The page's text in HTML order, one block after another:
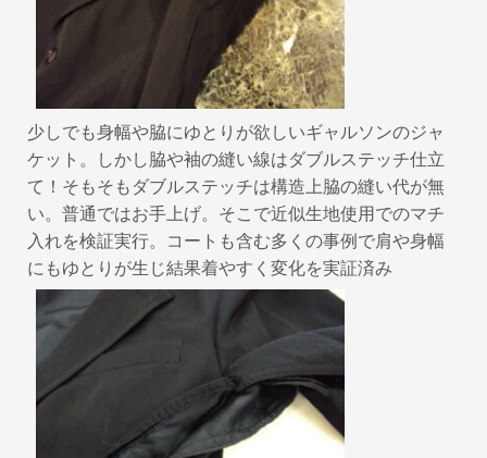
少しでも身幅や脇にゆとりが欲しいギャルソンのジャ
ケット。しかし脇や袖の縫い線はダブルステッチ仕立
て！そもそもダブルステッチは構造上脇の縫い代が無
い。普通ではお手上げ。そこで近似生地使用でのマチ
入れを検証実行。コートも含む多くの事例で肩や身幅
にもゆとりが生じ結果着やすく変化を実証済み